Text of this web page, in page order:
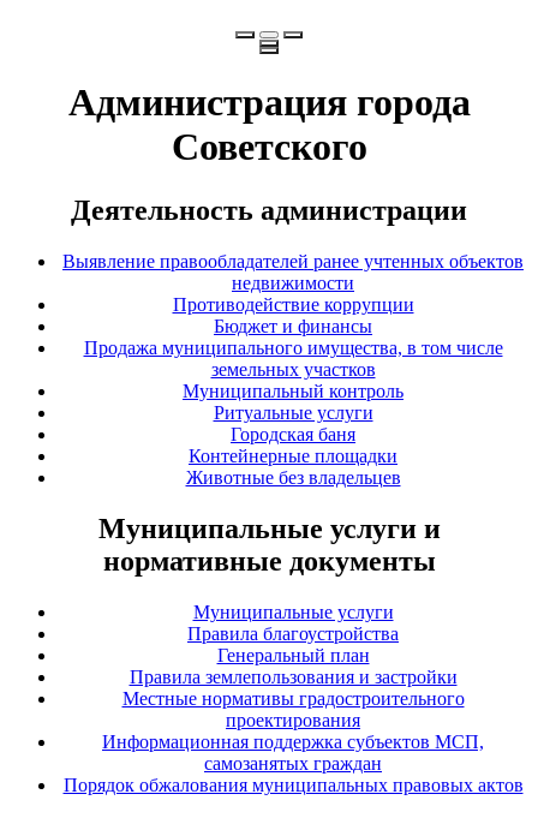
Администрация города
Советского
Деятельность администрации
Выявление правообладателей ранее учтенных объектов
недвижимости
Противодействие коррупции
Бюджет и финансы
Продажа муниципального имущества, в том числе
земельных участков
Муниципальный контроль
Ритуальные услуги
Городская баня
Контейнерные площадки
Животные без владельцев
Муниципальные услуги и
нормативные документы
Муниципальные услуги
Правила благоустройства
Генеральный план
Правила землепользования и застройки
Местные нормативы градостроительного
проектирования
Информационная поддержка субъектов МСП,
самозанятых граждан
Порядок обжалования муниципальных правовых актов